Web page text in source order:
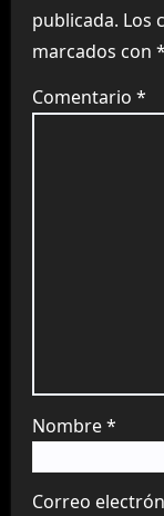
publicada. Los
marcados con *
Comentario *
Nombre*
Correo